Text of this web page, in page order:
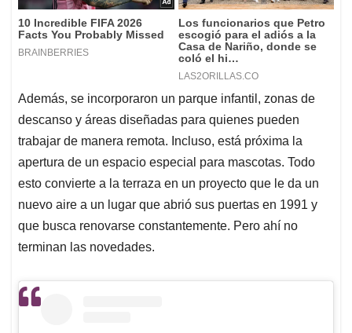
Además, se incorporaron un parque infantil, zonas de
descanso y áreas diseñadas para quienes pueden
trabajar de manera remota. Incluso, está próxima la
apertura de un espacio especial para mascotas. Todo
esto convierte a la terraza en un proyecto que le da un
nuevo aire a un lugar que abrió sus puertas en 1991 y
que busca renovarse constantemente. Pero ahí no
terminan las novedades.